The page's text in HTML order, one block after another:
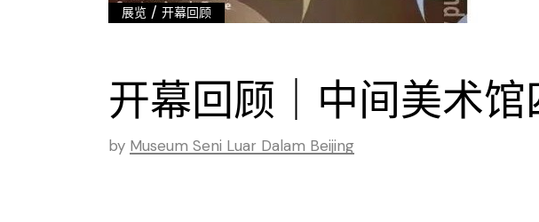
展览 / 开幕回顾
开幕回顾｜中间美术
by Museum Seni Luar Dalam Beijing